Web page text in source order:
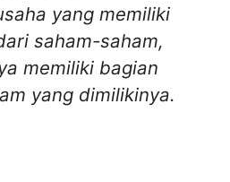
yang memiliki
saham-saham,
memiliki bagian
yang dimilikinya.